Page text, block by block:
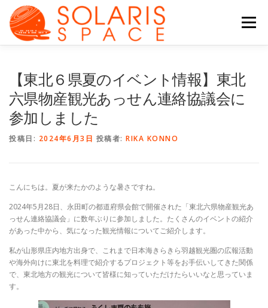
メニュー
チーム その他の活動
【東北６県夏のイベント情報】東北
六県物産観光あっせん連絡協議会に
参加しました
投稿日: 2024年6月3日 投稿者: RIKA KONNO
こんにちは。夏が来たかのような暑さですね。
2024年5月28日、永田町の都道府県会館で開催された「東北六県物産観光あ
っせん連絡協議会」に数年ぶりに参加しました。たくさんのイベントの紹介
があった中から、気になった観光情報についてご紹介します。
私が山形県庄内地方出身で、これまで日本海きらきら羽越観光圏の広報活動
や海外向けに東北を料理で紹介するプロジェクト等をお手伝いしてきた関係
で、東北地方の観光について皆様に知っていただけたらいいなと思っていま
す。